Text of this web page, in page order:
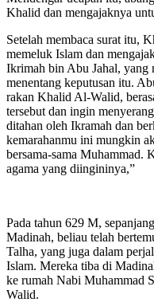
Khalid dan mengajaknya
Setelah membaca surat itu,
memeluk Islam dan
Ikrimah bin Abu Jahal, yang
menentang keputusan itu.
rakan Khalid Al-Walid,
tersebut dan ingin
ditahan oleh Ikramah dan
kemarahanmu ini mungkin
bersama-sama Muhammad.
agama yang diingininya,”
Pada tahun 629 M,
Madinah, beliau telah
Talha, yang juga dalam
Islam. Mereka tiba di
ke rumah Nabi Muhammad
Walid.